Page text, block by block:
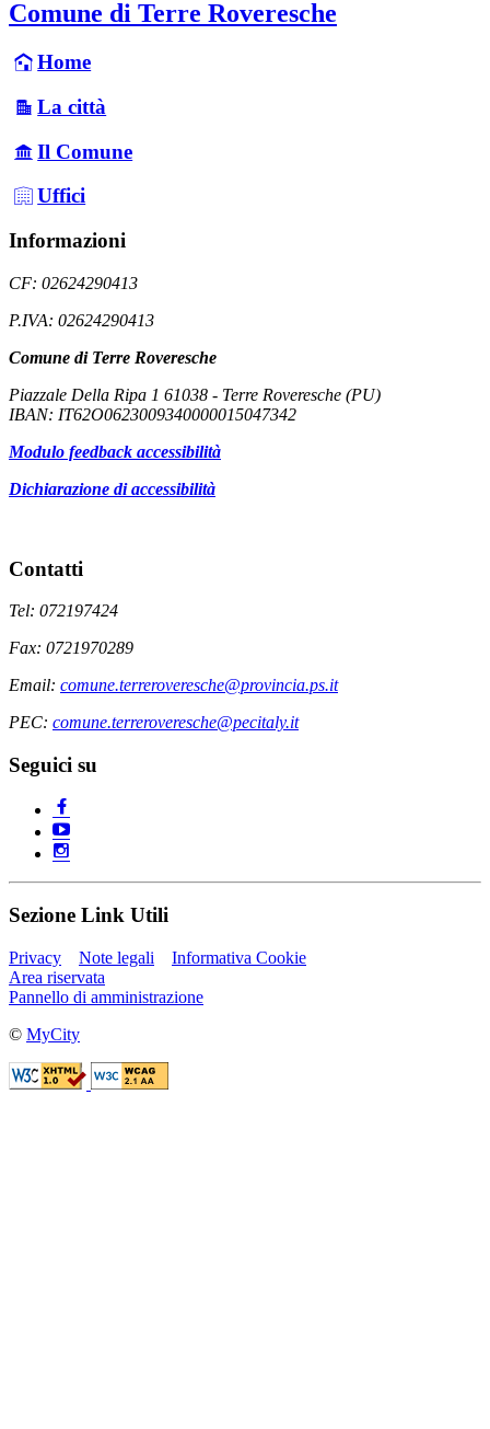
Comune di Terre Roveresche
Home
La città
Il Comune
Uffici
Informazioni
CF: 02624290413
P.IVA: 02624290413
Comune di Terre Roveresche
Piazzale Della Ripa 1 61038 - Terre Roveresche (PU)
IBAN: IT62O0623009340000015047342
Modulo feedback accessibilità
Dichiarazione di accessibilità
Contatti
Tel: 072197424
Fax: 0721970289
Email: comune.terreroveresche@provincia.ps.it
PEC: comune.terreroveresche@pecitaly.it
Seguici su
Sezione Link Utili
Privacy Note legali
Informativa Cookie
Area riservata
Pannello di amministrazione
© MyCity